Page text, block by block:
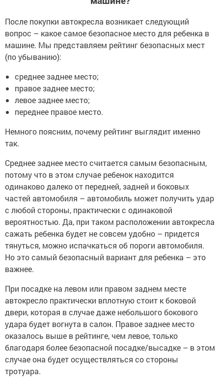
После покупки автокресла возникает следующий
вопрос – какое самое безопасное место для ребенка в
машине. Мы представляем рейтинг безопасных мест
(по убыванию):
среднее заднее место;
правое заднее место;
левое заднее место;
переднее правое место.
Немного поясним, почему рейтинг выглядит именно
так.
Среднее заднее место считается самым безопасным,
потому что в этом случае ребенок находится
одинаково далеко от передней, задней и боковых
частей автомобиля – автомобиль может получить удар
с любой стороны, практически с одинаковой
вероятностью. Да, при таком расположении автокресла
сажать ребенка будет не совсем удобно – придется
тянуться, можно испачкаться об пороги автомобиля.
Но это самый безопасный вариант для ребенка – это
важнее.
При посадке на левом или правом заднем месте
автокресло практически вплотную стоит к боковой
двери, которая в случае даже небольшого бокового
удара будет вогнута в салон. Правое заднее место
оказалось выше в рейтинге, чем левое, только
благодаря более безопасной посадке/высадке – в этом
случае она будет осуществляться со стороны
тротуара.